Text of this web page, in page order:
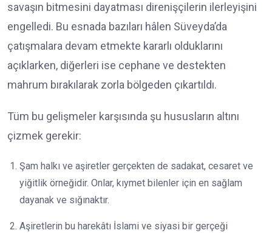
savaşın bitmesini dayatması direnişçilerin ilerleyişini
engelledi. Bu esnada bazıları hâlen Süveyda’da
çatışmalara devam etmekte kararlı olduklarını
açıklarken, diğerleri ise cephane ve destekten
mahrum bırakılarak zorla bölgeden çıkartıldı.
Tüm bu gelişmeler karşısında şu hususların altını
çizmek gerekir:
Şam halkı ve aşiretler gerçekten de sadakat, cesaret ve
yiğitlik örneğidir. Onlar, kıymet bilenler için en sağlam
dayanak ve sığınaktır.
Aşiretlerin bu harekâtı İslami ve siyasi bir gerçeği